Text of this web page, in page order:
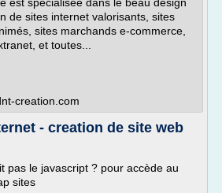
de sites internet valorisants, sites
sites marchands e-commerce,
et toutes...
creation.com
- creation de site web
pas le javascript ? pour accède au
sites